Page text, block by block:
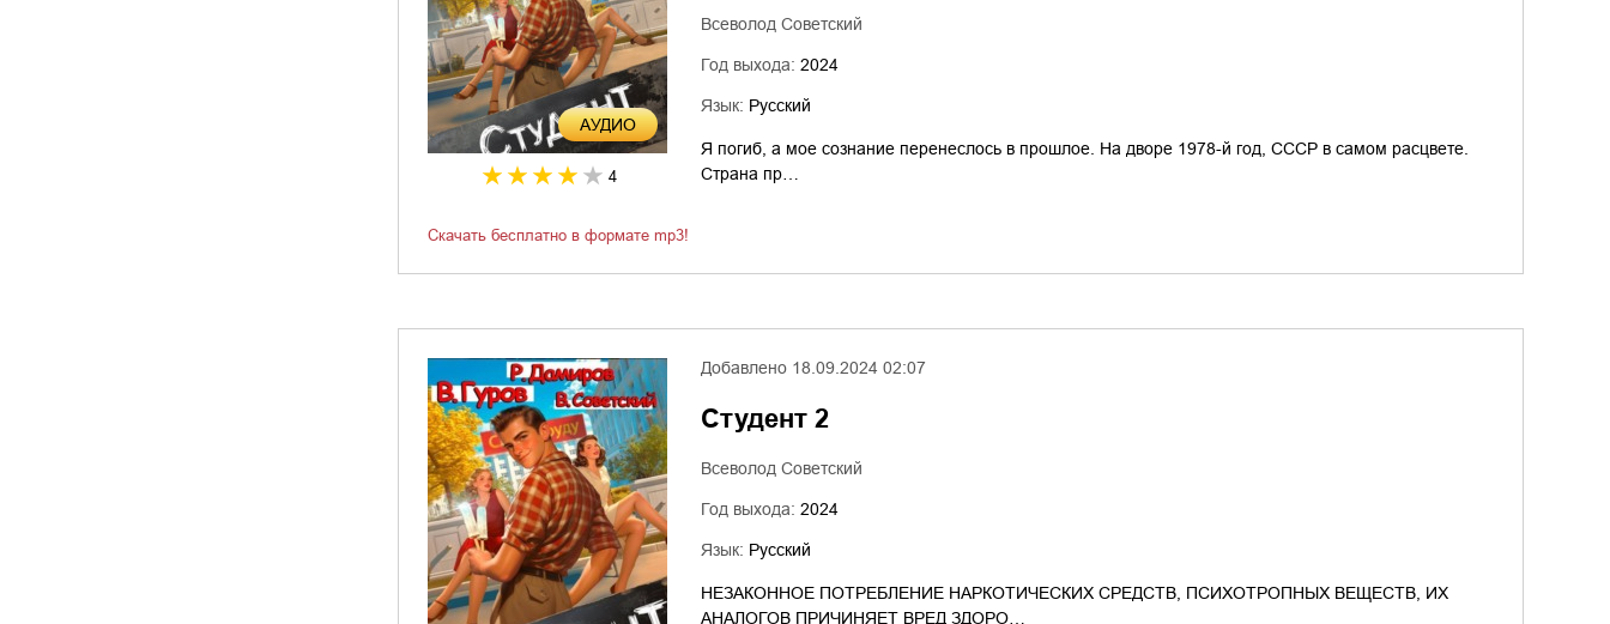
AУДИО
4
Всеволод Советский
Год выхода: 2024
Язык: Русский
Я погиб, а мое сознание перенеслось в прошлое. На дворе 1978-й год, СССР в самом расцвете.
Страна пр…
Скачать бесплатно в формате mp3!
Добавлено 18.09.2024 02:07
Студент 2
Всеволод Советский
Год выхода: 2024
Язык: Русский
НЕЗАКОННОЕ ПОТРЕБЛЕНИЕ НАРКОТИЧЕСКИХ СРЕДСТВ, ПСИХОТРОПНЫХ ВЕЩЕСТВ, ИХ
АНАЛОГОВ ПРИЧИНЯЕТ ВРЕД ЗДОРО…